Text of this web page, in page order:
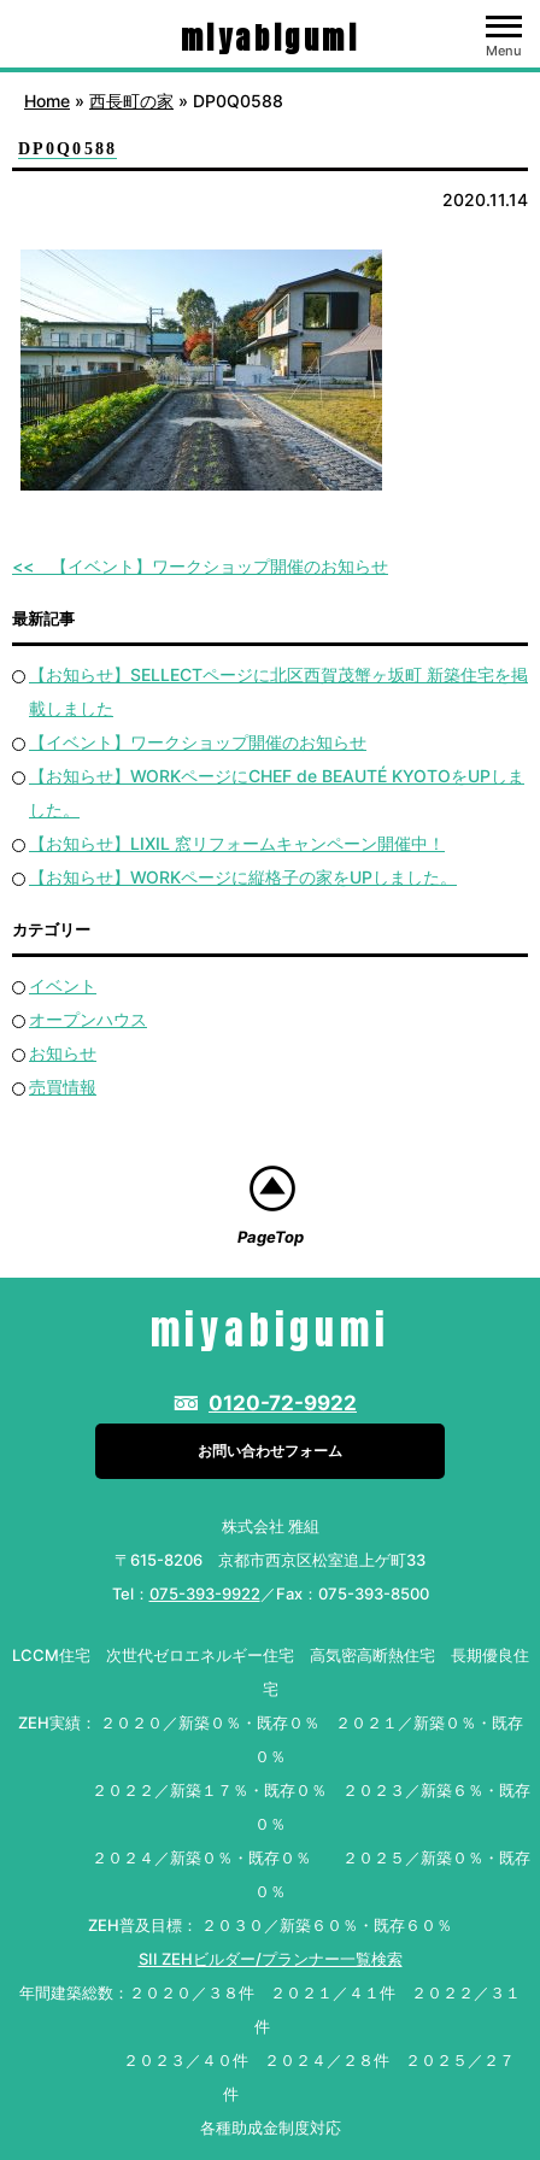
miyabigumi Menu
Home » 西長町の家 » DP0Q0588
DP0Q0588
2020.11.14
【イベント】ワークショップ開催のお知らせ
最新記事
【お知らせ】SELLECTページに北区西賀茂蟹ヶ坂町 新築住宅を掲
載しました
【イベント】ワークショップ開催のお知らせ
【お知らせ】WORKページにCHEF de BEAUTÉ KYOTOをUPしま
した。
【お知らせ】LIXIL 窓リフォームキャンペーン開催中！
【お知らせ】WORKページに縦格子の家をUPしました。
カテゴリー
イベント
オープンハウス
お知らせ
売買情報
PageTop
miyabigumi
0120-72-9922
お問い合わせフォーム
株式会社 雅組
〒615-8206 京都市西京区松室追上ゲ町33
Tel： 075-393-9922 ／Fax：075-393-8500
LCCM住宅 次世代ゼロエネルギー住宅 高気密高断熱住宅 長期優良住
宅
ZEH実績： ２０２０／新築０％・既存０％ ２０２１／新築０％・既存
０％
２０２２／新築１７％・既存０％ ２０２３／新築６％・既存
０％
２０２４／新築０％・既存０％ ２０２５／新築０％・既存
０％
ZEH普及目標： ２０３０／新築６０％・既存６０％
SII ZEHビルダー/プランナー一覧検索
年間建築総数：２０２０／３８件 ２０２１／４１件 ２０２２／３１
件
２０２３／４０件 ２０２４／２８件 ２０２５／２７
件
各種助成金制度対応